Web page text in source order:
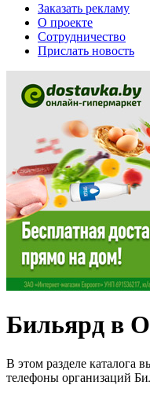
Заказать рекламу
О проекте
Сотрудничество
Прислать новость
Бильярд в
В этом разделе каталога
телефоны организаций